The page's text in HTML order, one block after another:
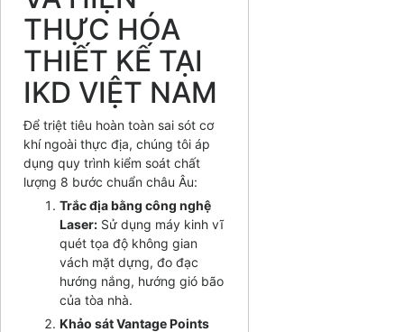
THỰC HÓA
THIẾT KẾ TẠI
IKD VIỆT NAM
Để triệt tiêu hoàn toàn sai sót cơ
khí ngoài thực địa, chúng tôi áp
dụng quy trình kiểm soát chất
lượng 8 bước chuẩn châu Âu:
Trắc địa bằng công nghệ
Laser: Sử dụng máy kinh vĩ
quét tọa độ không gian
vách mặt dựng, đo đạc
hướng nắng, hướng gió bão
của tòa nhà.
Khảo sát Vantage Points